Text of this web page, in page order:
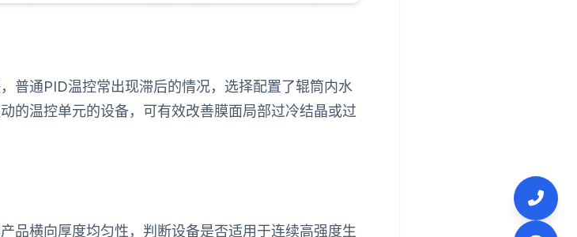
普通PID温控常出现滞后的情况，选择配置了辊筒内水
的温控单元的设备，可有效改善膜面局部过冷结晶或过
品横向厚度均匀性，判断设备是否适用于连续高强度生